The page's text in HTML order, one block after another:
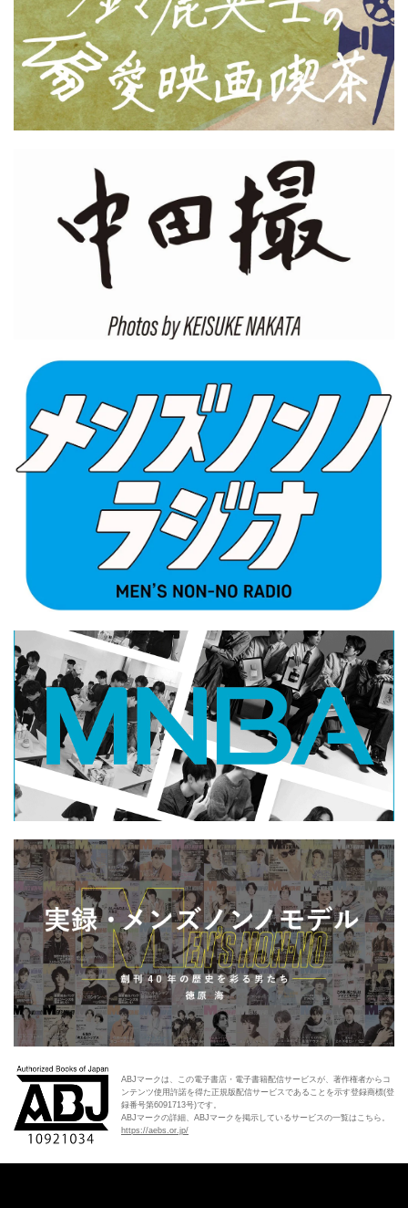
ABJマークは、この電子書店・電子書籍配信サービスが、著作権者からコ
ンテンツ使用許諾を得た正規版配信サービスであることを示す登録商標(登
録番号第6091713号)です。
ABJマークの詳細、ABJマークを掲示しているサービスの一覧はこちら。
https://aebs.or.jp/